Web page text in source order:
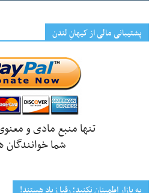
پشتیبانی مالی از کیهانِ لندن
تنها منبع مادی و
شما